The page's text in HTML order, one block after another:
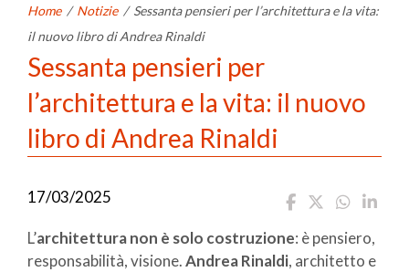
Home / Notizie / Sessanta pensieri per l’architettura e la vita:
il nuovo libro di Andrea Rinaldi
Sessanta pensieri per
l’architettura e la vita: il nuovo
libro di Andrea Rinaldi
17/03/2025
L’architettura non è solo costruzione: è pensiero,
responsabilità, visione.Andrea Rinaldi, architetto e